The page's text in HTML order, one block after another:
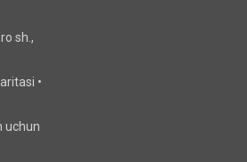
sh.,
•
uchun